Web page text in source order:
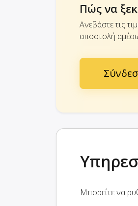
Πώς να
Ανεβάστε τις
αποστολή
Μπορείτε να